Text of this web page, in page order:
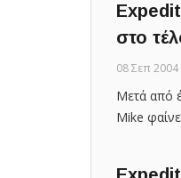
στο
08 Σεπ 2004
Μετά από
Mike